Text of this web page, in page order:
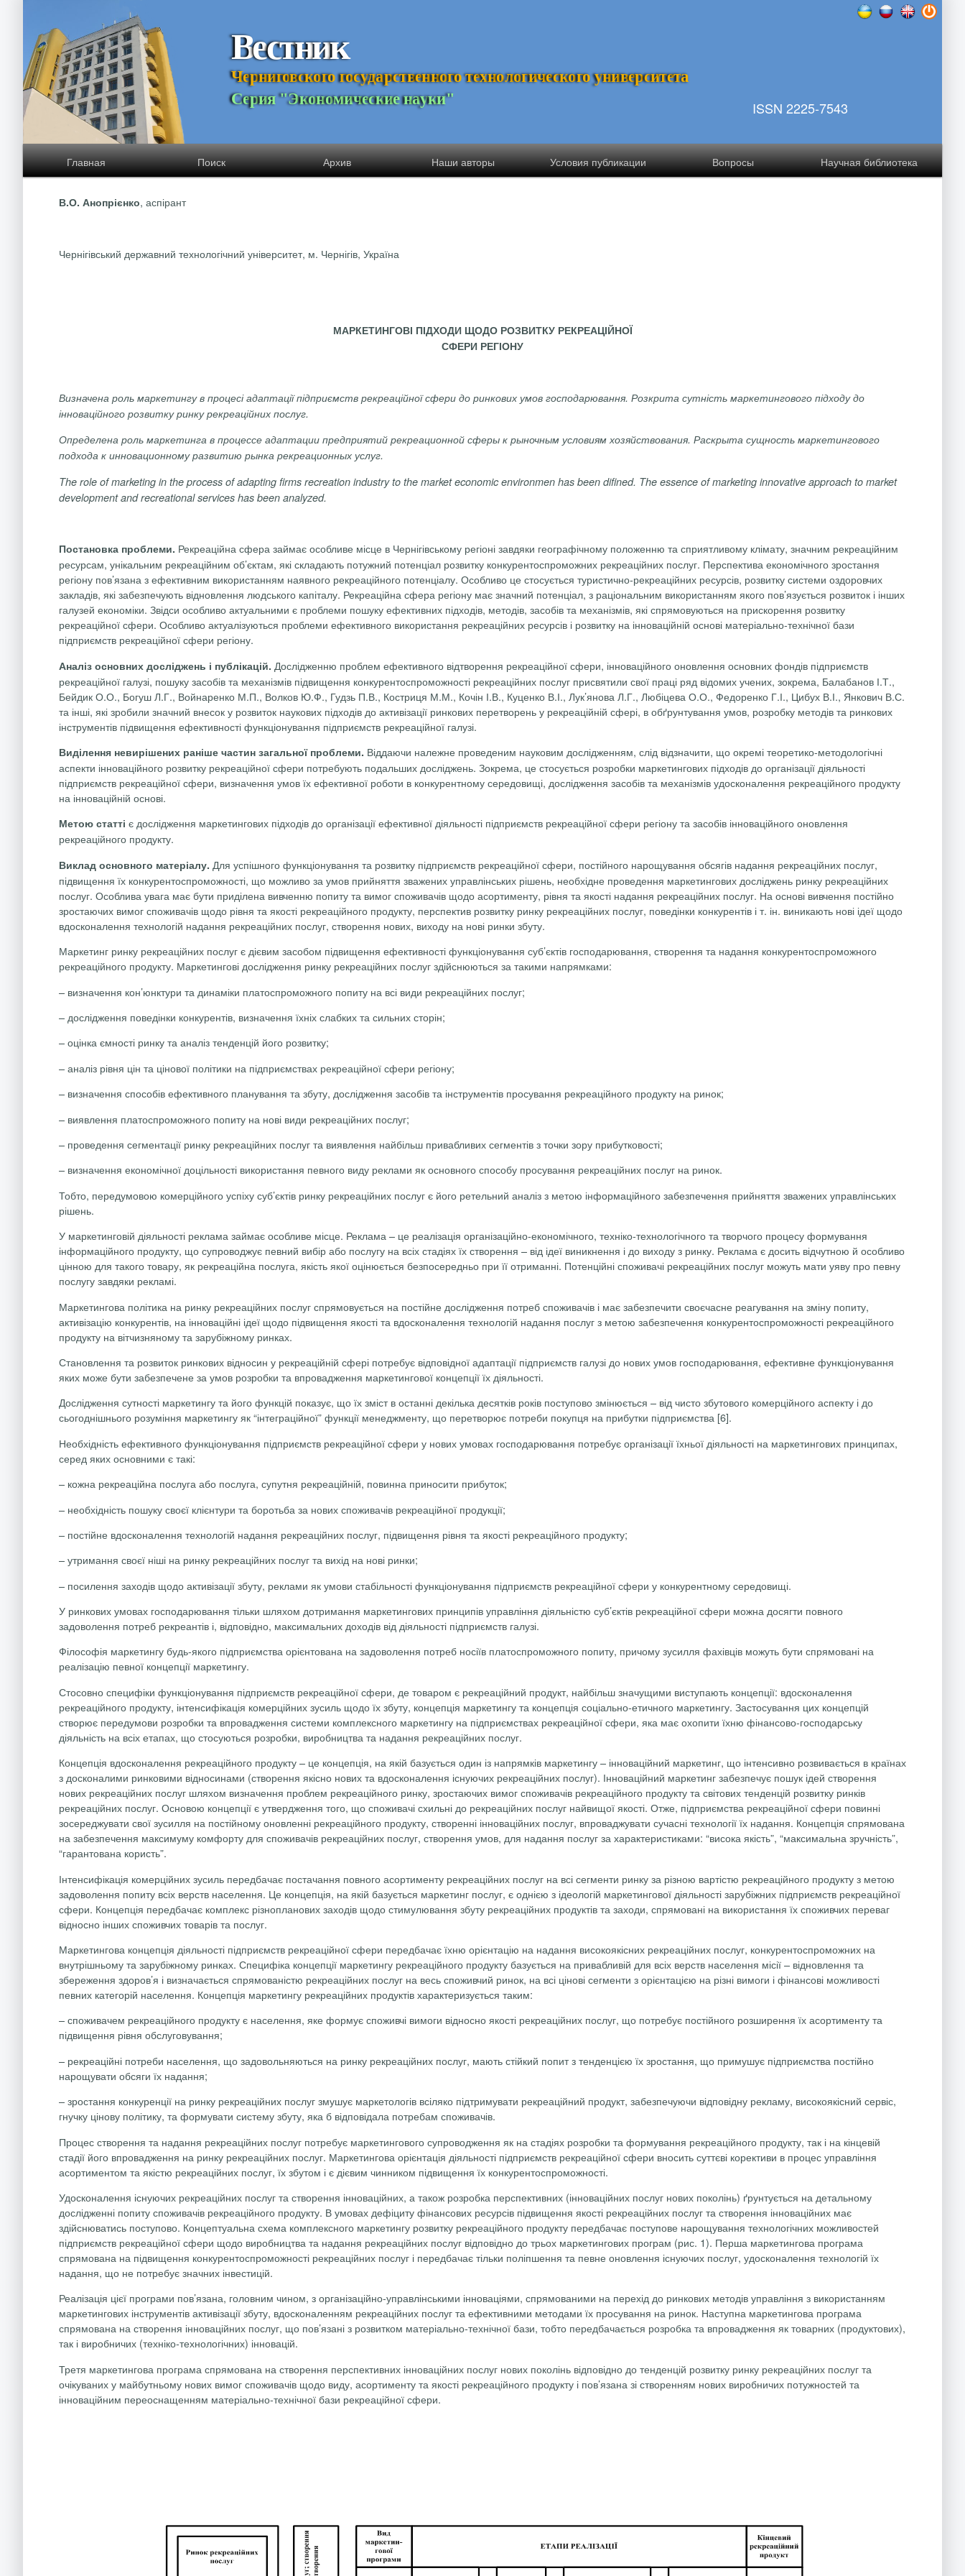
Вестник
Черниговского государственного технологического университета
Серия "Экономические науки" ISSN 2225-7543
Главная Поиск Архив Наши авторы Условия публикации Вопросы Научная библиотека
В.О. Анопрієнко, аспірант
Чернігівський державний технологічний університет, м. Чернігів, Україна
МАРКЕТИНГОВІ ПІДХОДИ ЩОДО РОЗВИТКУ РЕКРЕАЦІЙНОЇ
СФЕРИ РЕГІОНУ
Визначена роль маркетингу в процесі адаптації підприємств рекреаційної сфери до ринкових умов господарювання. Розкрита сутність маркетингового підходу до
інноваційного розвитку ринку рекреаційних послуг.
Определена роль маркетинга в процессе адаптации предприятий рекреационной сферы к рыночным условиям хозяйствования. Раскрыта сущность маркетингового
подхода к инновационному развитию рынка рекреационных услуг.
The role of marketing in the process of adapting firms recreation industry to the market economic environmen has been difined. The essence of marketing innovative approach to market
development and recreational services has been analyzed.
Постановка проблеми. Рекреаційна сфера займає особливе місце в Чернігівському регіоні завдяки географічному положенню та сприятливому клімату, значним рекреаційним
ресурсам, унікальним рекреаційним об’єктам, які складають потужний потенціал розвитку конкурентоспроможних рекреаційних послуг. Перспектива економічного зростання
регіону пов’язана з ефективним використанням наявного рекреаційного потенціалу. Особливо це стосується туристично-рекреаційних ресурсів, розвитку системи оздоровчих
закладів, які забезпечують відновлення людського капіталу. Рекреаційна сфера регіону має значний потенціал, з раціональним використанням якого пов’язується розвиток і інших
галузей економіки. Звідси особливо актуальними є проблеми пошуку ефективних підходів, методів, засобів та механізмів, які спрямовуються на прискорення розвитку
рекреаційної сфери. Особливо актуалізуються проблеми ефективного використання рекреаційних ресурсів і розвитку на інноваційній основі матеріально-технічної бази
підприємств рекреаційної сфери регіону.
Аналіз основних досліджень і публікацій. Дослідженню проблем ефективного відтворення рекреаційної сфери, інноваційного оновлення основних фондів підприємств
рекреаційної галузі, пошуку засобів та механізмів підвищення конкурентоспроможності рекреаційних послуг присвятили свої праці ряд відомих учених, зокрема, Балабанов І.Т.,
БейдикО.О., Богуш Л.Г., Войнаренко М.П., Волков Ю.Ф., Гудзь П.В., Костриця М.М., Кочін І.В., Куценко В.І., Лук’янова Л.Г., Любіцева О.О., Федоренко Г.І., Цибух В.І., Янкович В.С.
та інші, які зробили значний внесок у розвиток наукових підходів до активізації ринкових перетворень у рекреаційній сфері, в обґрунтування умов, розробку методів та ринкових
інструментів підвищення ефективності функціонування підприємств рекреаційної галузі.
Виділення невирішених раніше частин загальної проблеми. Віддаючи належне проведеним науковим дослідженням, слід відзначити, що окремі теоретико-методоло­гічні
аспекти інноваційного розвитку рекреаційної сфери потребують подальших досліджень. Зокрема, це стосується розробки маркетингових підходів до організації діяльності
підприємств рекреаційної сфери, визначення умов їх ефективної роботи в конкурентному середовищі, дослідження засобів та механізмів удосконалення рекреаційного продукту
на інноваційній основі.
Метою статті є дослідження маркетингових підходів до організації ефективної діяль­ності підприємств рекреаційної сфери регіону та засобів інноваційного оновлення
рекреаційного продукту.
Виклад основного матеріалу. Для успішного функціонування та розвитку підприємств рекреаційної сфери, постійного нарощування обсягів надання рекреаційних послуг,
підвищення їх конкурентоспроможності, що можливо за умов прийняття зважених управлінських рішень, необхідне проведення маркетингових досліджень ринку рекреаційних
послуг. Особлива увага має бути приділена вивченню попиту та вимог споживачів щодо асортименту, рівня та якості надання рекреаційних послуг. На основі вивчення постійно
зростаючих вимог споживачів щодо рівня та якості рекреаційного продукту, перспектив розвитку ринку рекреаційних послуг, поведінки конкурентів і т. ін. виникають нові ідеї щодо
вдосконалення технологій надання рекреаційних послуг, створення нових, виходу на нові ринки збуту.
Маркетинг ринку рекреаційних послуг є дієвим засобом підвищення ефективності функціонування суб’єктів господарювання, створення та надання конкурентоспроможного
рекреаційного продукту. Маркетингові дослідження ринку рекреаційних послуг здійснюються за такими напрямками:
– визначення кон’юнктури та динаміки платоспроможного попиту на всі види рекреаційних послуг;
– дослідження поведінки конкурентів, визначення їхніх слабких та сильних сторін;
– оцінка ємності ринку та аналіз тенденцій його розвитку;
– аналіз рівня цін та цінової політики на підприємствах рекреаційної сфери регіону;
– визначення способів ефективного планування та збуту, дослідження засобів та інструментів просування рекреаційного продукту на ринок;
– виявлення платоспроможного попиту на нові види рекреаційних послуг;
– проведення сегментації ринку рекреаційних послуг та виявлення найбільш привабливих сегментів з точки зору прибутковості;
– визначення економічної доцільності використання певного виду реклами як основного способу просування рекреаційних послуг на ринок.
Тобто, передумовою комерційного успіху суб’єктів ринку рекреаційних послуг є його ретельний аналіз з метою інформаційного забезпечення прийняття зважених управлінських
рішень.
У маркетинговій діяльності реклама займає особливе місце. Реклама – це реалізація організаційно-економічного, техніко-технологічного та творчого процесу формування
інформаційного продукту, що супроводжує певний вибір або послугу на всіх стадіях їх створення – від ідеї виникнення і до виходу з ринку. Реклама є досить відчутною й особливо
цінною для такого товару, як рекреаційна послуга, якість якої оцінюється безпосередньо при її отриманні. Потенційні споживачі рекреаційних послуг можуть мати уяву про певну
послугу завдяки рекламі.
Маркетингова політика на ринку рекреаційних послуг спрямовується на постійне дослідження потреб споживачів і має забезпечити своєчасне реагування на зміну попиту,
активізацію конкурентів, на інноваційні ідеї щодо підвищення якості та вдосконалення технологій надання послуг з метою забезпечення конкурентоспроможності рекреаційного
продукту на вітчизняному та зарубіжному ринках.
Становлення та розвиток ринкових відносин у рекреаційній сфері потребує відповідної адаптації підприємств галузі до нових умов господарювання, ефективне функціонування
яких може бути забезпечене за умов розробки та впровадження маркетингової концепції їх діяльності.
Дослідження сутності маркетингу та його функцій показує, що їх зміст в останні декілька десятків років поступово змінюється – від чисто збутового комерційного аспекту і до
сьогоднішнього розуміння маркетингу як “інтеграційної” функції менеджменту, що перетворює потреби покупця на прибутки підприємства [6].
Необхідність ефективного функціонування підприємств рекреаційної сфери у нових умовах господарювання потребує організації їхньої діяльності на маркетингових принципах,
серед яких основними є такі:
– кожна рекреаційна послуга або послуга, супутня рекреаційній, повинна приносити прибуток;
– необхідність пошуку своєї клієнтури та боротьба за нових споживачів рекреаційної продукції;
– постійне вдосконалення технологій надання рекреаційних послуг, підвищення рівня та якості рекреаційного продукту;
– утримання своєї ніші на ринку рекреаційних послуг та вихід на нові ринки;
– посилення заходів щодо активізації збуту, реклами як умови стабільності функціонування підприємств рекреаційної сфери у конкурентному середовищі.
У ринкових умовах господарювання тільки шляхом дотримання маркетингових принципів управління діяльністю суб’єктів рекреаційної сфери можна досягти повного
задоволення потреб рекреантів і, відповідно, максимальних доходів від діяльності підприємств галузі.
Філософія маркетингу будь-якого підприємства орієнтована на задоволення потреб носіїв платоспроможного попиту, причому зусилля фахівців можуть бути спрямовані на
реалізацію певної концепції маркетингу.
Стосовно специфіки функціонування підприємств рекреаційної сфери, де товаром є рекреаційний продукт, найбільш значущими виступають концепції: вдосконалення
рекреаційного продукту, інтенсифікація комерційних зусиль щодо їх збуту, концепція маркетингу та концепція соціально-етичного маркетингу. Застосування цих концепцій
створює передумови розробки та впровадження системи комплексного маркетингу на підприємствах рекреаційної сфери, яка має охопити їхню фінансово-господарську
діяльність на всіх етапах, що стосуються розробки, виробництва та надання рекреаційних послуг.
Концепція вдосконалення рекреаційного продукту – це концепція, на якій базується один із напрямків маркетингу – інноваційний маркетинг, що інтенсивно розвивається в країнах
з досконалими ринковими відносинами (створення якісно нових та вдосконалення існуючих рекреаційних послуг). Інноваційний маркетинг забезпечує пошук ідей створення
нових рекреаційних послуг шляхом визначення проблем рекреаційного ринку, зростаючих вимог споживачів рекреаційного продукту та світових тенденцій розвитку ринків
рекреаційних послуг. Основою концепції є утвердження того, що споживачі схильні до рекреаційних послуг найвищої якості. Отже, підприємства рекреаційної сфери повинні
зосереджувати свої зусилля на постійному оновленні рекреаційного продукту, створенні інноваційних послуг, впроваджувати сучасні технології їх надання. Концепція спрямована
на забезпечення максимуму комфорту для споживачів рекреаційних послуг, створення умов, для надання послуг за характеристиками: “висока якість”, “максимальна зручність”,
“гарантована користь”.
Інтенсифікація комерційних зусиль передбачає постачання повного асортименту рекреаційних послуг на всі сегменти ринку за різною вартістю рекреаційного продукту з метою
задоволення попиту всіх верств населення. Це концепція, на якій базується маркетинг послуг, є однією з ідеологій маркетингової діяльності зарубіжних підприємств рекреаційної
сфери. Концепція передбачає комплекс різнопланових заходів щодо стимулювання збуту рекреаційних продуктів та заходи, спрямовані на використання їх споживчих переваг
відносно інших споживчих товарів та послуг.
Маркетингова концепція діяльності підприємств рекреаційної сфери передбачає їхню орієнтацію на надання високоякісних рекреаційних послуг, конкурентоспроможних на
внутрішньому та зарубіжному ринках. Специфіка концепції маркетингу рекреаційного про­дукту базується на привабливій для всіх верств населення місії – відновлення та
збереження здоров’я і визначається спрямованістю рекреаційних послуг на весь споживчий ринок, на всі цінові сегменти з орієнтацією на різні вимоги і фінансові можливості
певних категорій населення. Концепція маркетингу рекреаційних продуктів характеризується таким:
– споживачем рекреаційного продукту є населення, яке формує споживчі вимоги відносно якості рекреаційних послуг, що потребує постійного розширення їх асортименту та
підвищення рівня обслуговування;
– рекреаційні потреби населення, що задовольняються на ринку рекреаційних послуг, мають стійкий попит з тенденцією їх зростання, що примушує підприємства постійно
нарощувати обсяги їх надання;
– зростання конкуренції на ринку рекреаційних послуг змушує маркетологів всіляко підтримувати рекреаційний продукт, забезпечуючи відповідну рекламу, високоякісний сервіс,
гнучку цінову політику, та формувати систему збуту, яка б відповідала потребам споживачів.
Процес створення та надання рекреаційних послуг потребує маркетингового супроводження як на стадіях розробки та формування рекреаційного продукту, так і на кінцевій
стадії його впровадження на ринку рекреаційних послуг. Маркетингова орієнтація діяльності підприємств рекреаційної сфери вносить суттєві корективи в процес управління
асортиментом та якістю рекреаційних послуг, їх збутом і є дієвим чинником підвищення їх конкурентоспроможності.
Удосконалення існуючих рекреаційних послуг та створення інноваційних, а також розробка перспективних (інноваційних послуг нових поколінь) ґрунтується на детальному
дослідженні попиту споживачів рекреаційного продукту. В умовах дефіциту фінансових ресурсів підвищення якості рекреаційних послуг та створення інноваційних має
здійснюватись поступово. Концептуальна схема комплексного маркетингу розвитку рекреаційного продукту передбачає поступове нарощування технологічних можливостей
підприємств рекреаційної сфери щодо виробництва та надання рекреаційних послуг відповідно до трьох маркетингових програм (рис. 1). Перша маркетингова програма
спрямована на підвищення конкурентоспроможності рекреаційних послуг і передбачає тільки поліпшення та певне оновлення існуючих послуг, удосконалення технологій їх
надання, що не потребує значних інвестицій.
Реалізація цієї програми пов’язана, головним чином, з організаційно-управлінськими інноваціями, спрямованими на перехід до ринкових методів управління з використанням
маркетингових інструментів активізації збуту, вдосконаленням рекреаційних послуг та ефективними методами їх просування на ринок. Наступна маркетингова програма
спрямована на створення інноваційних послуг, що пов’язані з розвитком матеріально-технічної бази, тобто передбачається розробка та впровадження як товарних (продуктових),
так і виробничих (техніко-технологічних) інновацій.
Третя маркетингова програма спрямована на створення перспективних інноваційних послуг нових поколінь відповідно до тенденцій розвитку ринку рекреаційних послуг та
очікуваних у майбутньому нових вимог споживачів щодо виду, асортименту та якості рекреаційного продукту і пов’язана зі створенням нових виробничих потужностей та
інноваційним переоснащенням матеріально-технічної бази рекреаційної сфери.